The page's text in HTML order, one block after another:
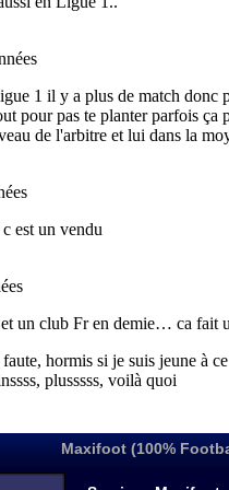
Maxifoot (100%